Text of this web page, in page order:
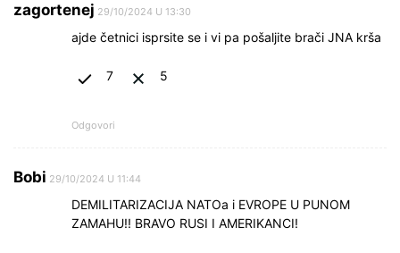
zagortenej 29/10/2024 U 13:30
ajde četnici isprsite se i vi pa pošaljite brači JNA krša
7 5
Odgovori
Bobi 29/10/2024 U 11:44
DEMILITARIZACIJA NATOa i EVROPE U PUNOM
ZAMAHU!! BRAVO RUSI I AMERIKANCI!